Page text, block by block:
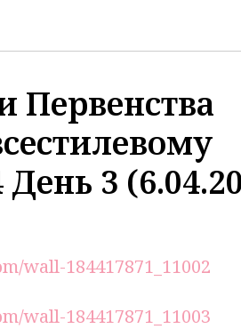
Первенства
День 3
wall-184417871_11002
wall-184417871_11003